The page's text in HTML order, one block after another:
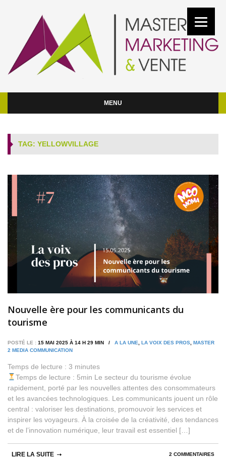
MENU
TAG: YELLOWVILLAGE
Nouvelle ère pour les communicants du
tourisme
POSTÉ LE : 15 MAI 2025 À 14 H 29 MIN / A LA UNE LA VOIX DES PROS MASTER
2 MEDIA COMMUNICATION
Temps de lecture : 3 minutes
Temps de lecture : 5min Le secteur du tourisme évolue
rapidement, porté par les nouvelles attentes des consommateurs
et les avancées technologiques. Les communicants jouent un rôle
central : valoriser les destinations, promouvoir les services et
inspirer les voyageurs. À la croisée de la créativité, des tendances
et de l’innovation numérique, leur travail est essentiel […]
2 COMMENTAIRES
LIRE LA SUITE